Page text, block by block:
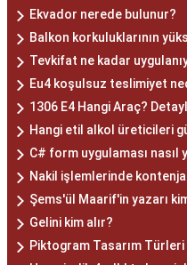
Ekvador nerede bulunur?
Balkon korkuluklarının
Tevkifat ne kadar
Eu4 koşulsuz teslimiyet
1306 E4 Hangi Araç?
Hangi etil alkol üreticileri
C# form uygulaması nasıl
Nakil işlemlerinde
Şems'ül Maarif'in yazarı
Gelini kim alır?
Piktogram Tasarım